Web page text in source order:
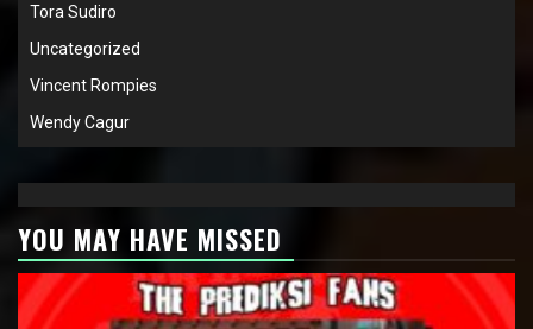
Tora Sudiro
Uncategorized
Vincent Rompies
Wendy Cagur
YOU MAY HAVE MISSED